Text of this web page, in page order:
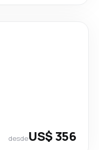
desdeUS$ 356